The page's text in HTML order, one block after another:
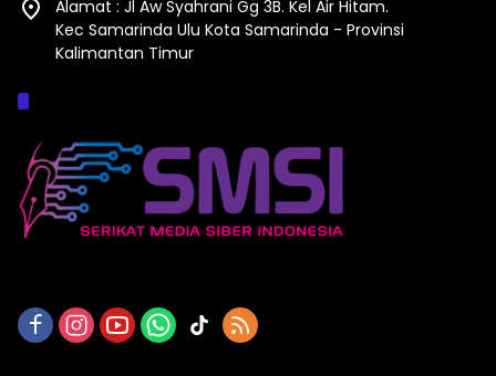
Alamat : Jl Aw Syahrani Gg 3B. Kel Air Hitam.
Kec Samarinda Ulu Kota Samarinda - Provinsi
Kalimantan Timur